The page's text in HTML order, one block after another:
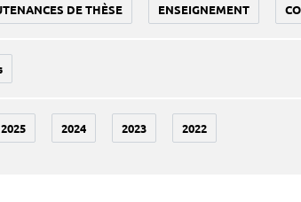
DE THÈSE ENSEIGNEMENT
2025 2024 2023 2022